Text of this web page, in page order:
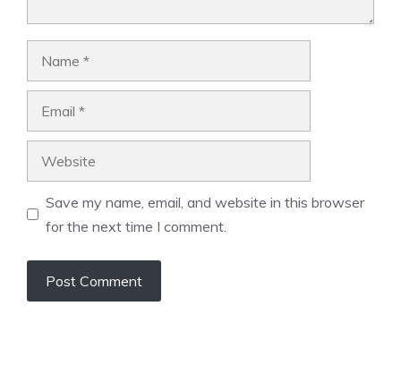
Save my name, email, and website in this browser
for the next time I comment.